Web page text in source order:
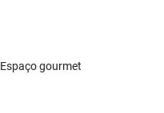
Espaço gourmet